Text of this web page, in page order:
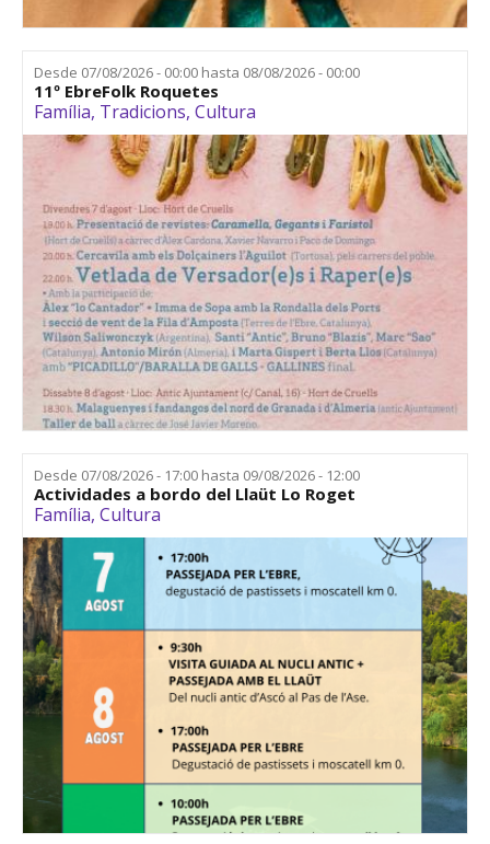
Desde 07/08/2026 - 00:00 hasta 08/08/2026 - 00:00
11º EbreFolk Roquetes
Família, Tradicions,Cultura
Desde 07/08/2026 - 17:00 hasta 09/08/2026 - 12:00
Actividades a bordo del Llaüt Lo Roget
Família,Cultura